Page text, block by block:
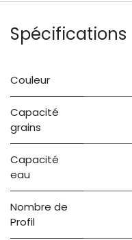
Spécifications
Couleur
Capacité
grains
Capacité
eau
Nombre de
Profil